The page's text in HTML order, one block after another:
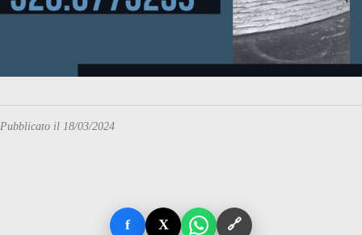
Pubblicato il 18/03/2024
f X 🔗